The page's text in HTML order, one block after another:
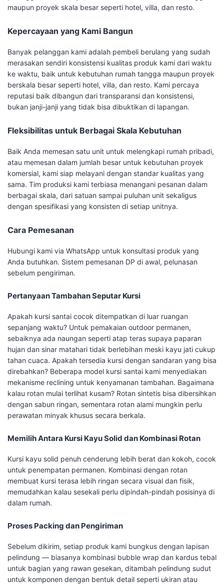
maupun proyek skala besar seperti hotel, villa, dan resto.
Kepercayaan yang Kami Bangun
Banyak pelanggan kami adalah pembeli berulang yang sudah
merasakan sendiri konsistensi kualitas produk kami dari waktu
ke waktu, baik untuk kebutuhan rumah tangga maupun proyek
berskala besar seperti hotel, villa, dan resto. Kami percaya
reputasi baik dibangun dari transparansi dan konsistensi,
bukan janji-janji yang tidak bisa dibuktikan di lapangan.
Fleksibilitas untuk Berbagai Skala Kebutuhan
Baik Anda memesan satu unit untuk melengkapi rumah pribadi,
atau memesan dalam jumlah besar untuk kebutuhan proyek
komersial, kami siap melayani dengan standar kualitas yang
sama. Tim produksi kami terbiasa menangani pesanan dalam
berbagai skala, dari satuan sampai puluhan unit sekaligus
dengan spesifikasi yang konsisten di setiap unitnya.
Cara Pemesanan
Hubungi kami via WhatsApp untuk konsultasi produk yang
Anda butuhkan. Sistem pemesanan DP di awal, pelunasan
sebelum pengiriman.
Pertanyaan Tambahan Seputar Kursi
Apakah kursi santai cocok ditempatkan di luar ruangan
sepanjang waktu? Untuk pemakaian outdoor permanen,
sebaiknya ada naungan seperti atap teras supaya paparan
hujan dan sinar matahari tidak berlebihan meski kayu jati cukup
tahan cuaca. Apakah tersedia kursi dengan sandaran yang bisa
direbahkan? Beberapa model kursi santai kami menyediakan
mekanisme reclining untuk kenyamanan tambahan. Bagaimana
kalau rotan mulai terlihat kusam? Rotan sintetis bisa dibersihkan
dengan sabun ringan, sementara rotan alami mungkin perlu
perawatan minyak khusus secara berkala.
Memilih Antara Kursi Kayu Solid dan Kombinasi Rotan
Kursi kayu solid penuh cenderung lebih berat dan kokoh, cocok
untuk penempatan permanen. Kombinasi dengan rotan
membuat kursi terasa lebih ringan secara visual dan fisik,
memudahkan kalau sesekali perlu dipindah-pindah posisinya di
dalam rumah.
Proses Packing dan Pengiriman
Sebelum dikirim, setiap produk kami bungkus dengan lapisan
pelindung — biasanya kombinasi bubble wrap dan kardus tebal
untuk bagian yang rawan gesekan, ditambah pelindung sudut
untuk komponen dengan bentuk detail seperti ukiran atau